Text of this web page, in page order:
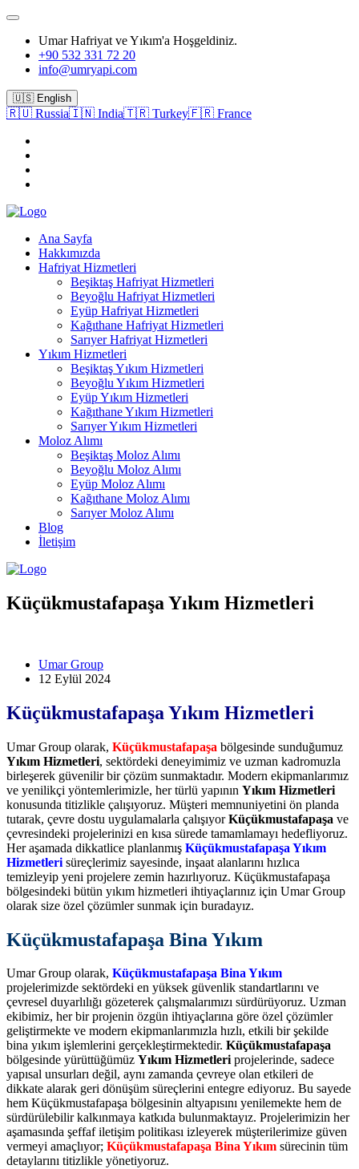
Umar Hafriyat ve Yıkım'a Hoşgeldiniz.
+90 532 331 72 20
info@umryapi.com
🇺🇸 English
🇷🇺 Russia🇮🇳 India🇹🇷 Turkey🇫🇷 France
Ana Sayfa
Hakkımızda
Hafriyat Hizmetleri
Beşiktaş Hafriyat Hizmetleri
Beyoğlu Hafriyat Hizmetleri
Eyüp Hafriyat Hizmetleri
Kağıthane Hafriyat Hizmetleri
Sarıyer Hafriyat Hizmetleri
Yıkım Hizmetleri
Beşiktaş Yıkım Hizmetleri
Beyoğlu Yıkım Hizmetleri
Eyüp Yıkım Hizmetleri
Kağıthane Yıkım Hizmetleri
Sarıyer Yıkım Hizmetleri
Moloz Alımı
Beşiktaş Moloz Alımı
Beyoğlu Moloz Alımı
Eyüp Moloz Alımı
Kağıthane Moloz Alımı
Sarıyer Moloz Alımı
Blog
İletişim
Küçükmustafapaşa Yıkım Hizmetleri
Umar Group
12 Eylül 2024
Küçükmustafapaşa Yıkım Hizmetleri
Umar Group olarak, Küçükmustafapaşa bölgesinde sunduğumuz
Yıkım Hizmetleri, sektördeki deneyimimiz ve uzman kadromuzla
birleşerek güvenilir bir çözüm sunmaktadır. Modern ekipmanlarımız
ve yenilikçi yöntemlerimizle, her türlü yapının Yıkım Hizmetleri
konusunda titizlikle çalışıyoruz. Müşteri memnuniyetini ön planda
tutarak, çevre dostu uygulamalarla çalışıyorKüçükmustafapaşa ve
çevresindeki projelerinizi en kısa sürede tamamlamayı hedefliyoruz.
Her aşamada dikkatlice planlanmış Küçükmustafapaşa Yıkım
Hizmetleri süreçlerimiz sayesinde, inşaat alanlarını hızlıca
temizleyip yeni projelere zemin hazırlıyoruz. Küçükmustafapaşa
bölgesindeki bütün yıkım hizmetleri ihtiyaçlarınız için Umar Group
olarak size özel çözümler sunmak için buradayız.
Küçükmustafapaşa Bina Yıkım
Umar Group olarak, Küçükmustafapaşa Bina Yıkım
projelerimizde sektördeki en yüksek güvenlik standartlarını ve
çevresel duyarlılığı gözeterek çalışmalarımızı sürdürüyoruz. Uzman
ekibimiz, her bir projenin özgün ihtiyaçlarına göre özel çözümler
geliştirmekte ve modern ekipmanlarımızla hızlı, etkili bir şekilde
bina yıkım işlemlerini gerçekleştirmektedir. Küçükmustafapaşa
bölgesinde yürüttüğümüz Yıkım Hizmetleriprojelerinde, sadece
yapısal unsurları değil, aynı zamanda çevreye olan etkileri de
dikkate alarak geri dönüşüm süreçlerini entegre ediyoruz. Bu sayede
hem Küçükmustafapaşa bölgesinin altyapısını yenilemekte hem de
sürdürülebilir kalkınmaya katkıda bulunmaktayız. Projelerimizin her
aşamasında şeffaf iletişim politikası izleyerek müşterilerimize güven
vermeyi amaçlıyor; Küçükmustafapaşa Bina Yıkım sürecinin tüm
detaylarını titizlikle yönetiyoruz.